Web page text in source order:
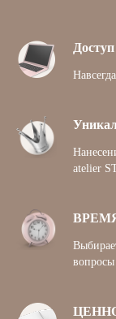
Навсегда
atelier